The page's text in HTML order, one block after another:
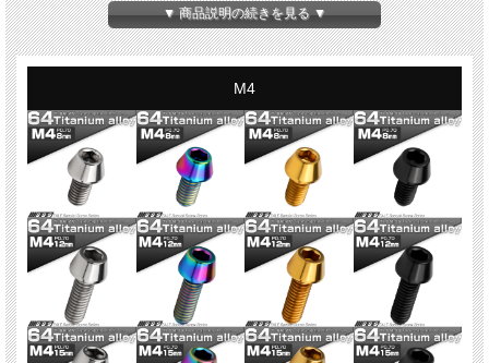
■商品番号：JA2237
■ネジの呼び：M4
■長さ：12mm
■カラー：ブラック
■入数：数量1で1本
※記載のサイズ・重量は平均値です。個体により誤差がございます。また、個体差
により着色が異なります。色味違い等による商品の交換はできません。予めご理解
の上、ご購入ください。
※入荷ロットにより、仕様変更になる場合がございます。また、全ネジ・半ネジが
変わる場合がございます。現ロットの詳細が必要な場合は、お問い合わせくださ
※適合に関するお問い合わせにはお答えできません。お手持ちの商品とサイズを比
較してご購入ください。
※チタンはカジリや焼き付きの発生しやすい材質です。折損防止のため、グリス等
のカジリ防止ケミカル材のご使用をお勧め致します。
※ご注文確定後の商品のご変更はできません。ご注文前に必ずご注文内容をご確認
ください。
▼ 商品説明の続きを見る ▼
M4